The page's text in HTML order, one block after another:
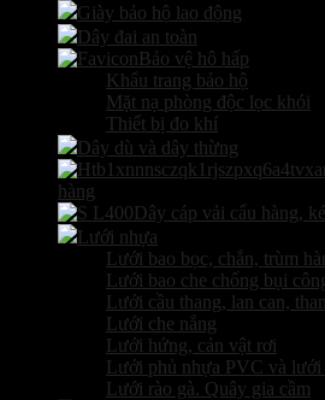
Giày bảo hộ lao động
Dây đai an toàn
Bảo vệ hô hấp
Khẩu trang bảo hộ
Mặt nạ phòng độc lọc khói
Thiết bị đo khí
Dây dù và dây thừng
hàng
Dây cáp vải cẩu hàng,
Lưới nhựa
Lưới bao bọc, chắn, trùm
Lưới bao che chống bụi
Lưới cầu thang, lan can,
Lưới che nắng
Lưới hứng, cản vật rơi
Lưới phủ nhựa PVC và lưới
Lưới rào gà. Quây gia cầm